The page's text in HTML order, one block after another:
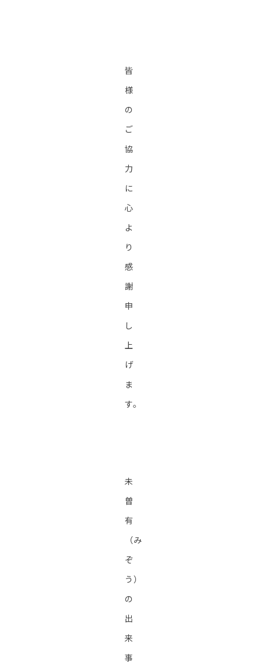
皆
様
の
ご
協
力
に
心
よ
り
感
謝
申
し
上
げ
ま
す。
未
曽
有
（み
ぞ
う）
の
出
来
事